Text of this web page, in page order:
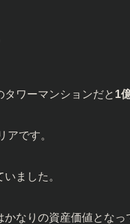
ワーマンションだと 1
アです。
ました。
なりの資産価値となっ